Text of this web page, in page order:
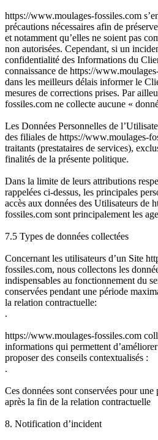
https://www.moulages-fossiles.com
précautions nécessaires afin de
et notamment qu’elles ne soient pas
non autorisées. Cependant, si un
confidentialité des Informations du
connaissance de https://
dans les meilleurs délais informer le
mesures de corrections prises. Par
fossiles.com ne collecte aucune «
Les Données Personnelles de
des filiales de https://www.moulages-
traitants (prestataires de services),
finalités de la présente politique.
Dans la limite de leurs attributions
rappelées ci-dessus, les principales
accès aux données des Utilisateurs de
fossiles.com sont principalement les
7.5 Types de données collectées
Concernant les utilisateurs d’un Site
fossiles.com, nous collectons les
indispensables au fonctionnement du
conservées pendant une période
la relation contractuelle:
.
https://www.moulages-fossiles.com
informations qui permettent
proposer des conseils contextualisés :
.
Ces données sont conservées pour
après la fin de la relation contractuelle
8. Notification d’incident